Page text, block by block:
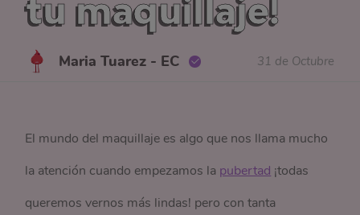
tu maquillaje!
Maria Tuarez - EC 31 de Octubre
El mundo del maquillaje es algo que nos llama mucho
la atención cuando empezamos la pubertad ¡todas
queremos vernos más lindas! pero con tanta